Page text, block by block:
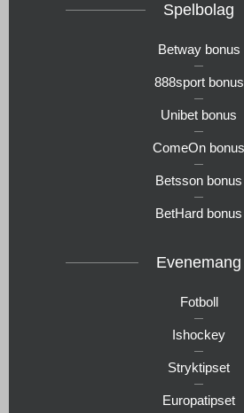
Spelbolag
Betway bonus
888sport bonus
Unibet bonus
ComeOn bonus
Betsson bonus
BetHard bonus
Evenemang
Fotboll
Ishockey
Stryktipset
Europatipset